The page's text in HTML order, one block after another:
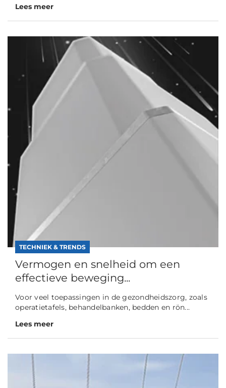
Lees meer
TECHNIEK & TRENDS
Vermogen en snelheid om een
effectieve beweging...
Voor veel toepassingen in de gezondheidszorg, zoals
operatietafels, behandelbanken, bedden en rön...
Lees meer